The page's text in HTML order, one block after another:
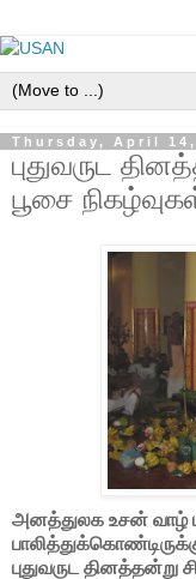
Thursday, April 14,
புதுவருட
பூசை
அனத்துலக உசன் வாழ்
புதுவருட தினத்தன்று